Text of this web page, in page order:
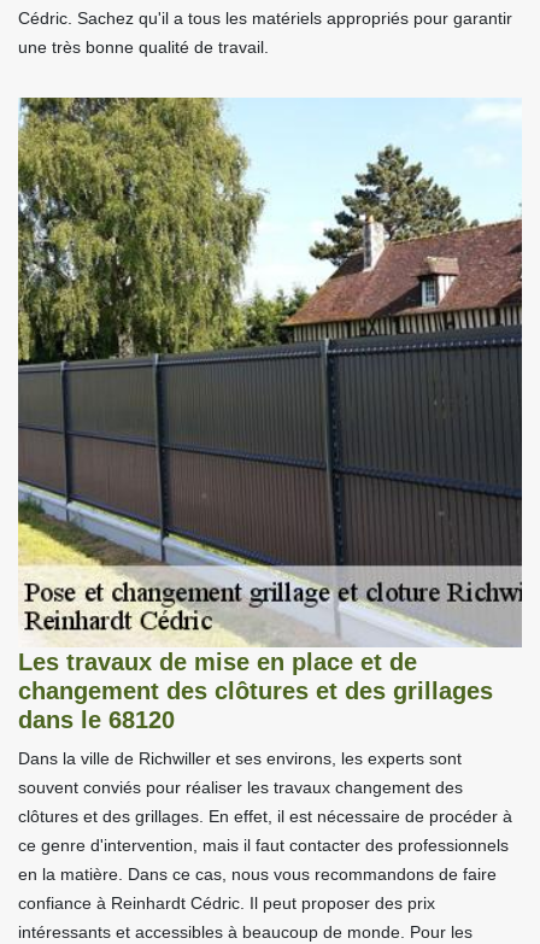
Cédric. Sachez qu'il a tous les matériels appropriés pour garantir
une très bonne qualité de travail.
Les travaux de mise en place et de
changement des clôtures et des grillages
dans le 68120
Dans la ville de Richwiller et ses environs, les experts sont
souvent conviés pour réaliser les travaux changement des
clôtures et des grillages. En effet, il est nécessaire de procéder à
ce genre d'intervention, mais il faut contacter des professionnels
en la matière. Dans ce cas, nous vous recommandons de faire
confiance à Reinhardt Cédric. Il peut proposer des prix
intéressants et accessibles à beaucoup de monde. Pour les